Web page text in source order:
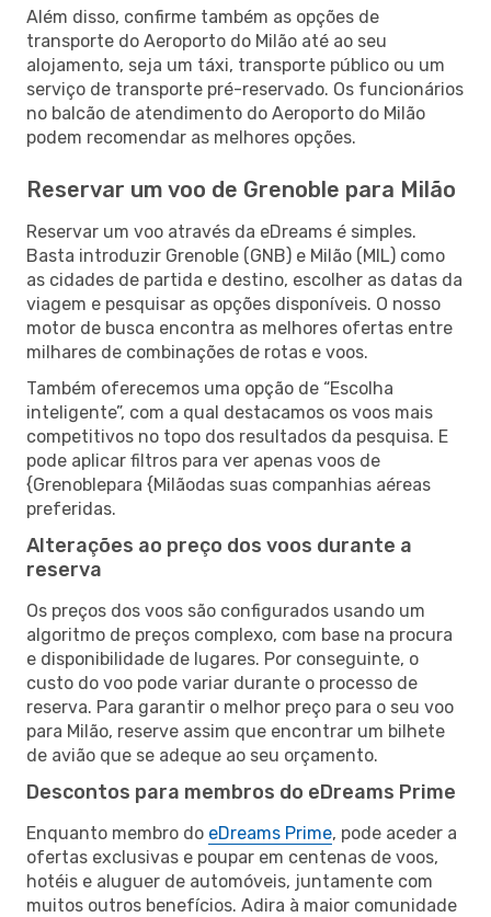
Além disso, confirme também as opções de
transporte do Aeroporto do Milão até ao seu
alojamento, seja um táxi, transporte público ou um
serviço de transporte pré-reservado. Os funcionários
no balcão de atendimento do Aeroporto do Milão
podem recomendar as melhores opções.
Reservar um voo de Grenoble para Milão
Reservar um voo através da eDreams é simples.
Basta introduzir Grenoble (GNB) e Milão (MIL) como
as cidades de partida e destino, escolher as datas da
viagem e pesquisar as opções disponíveis. O nosso
motor de busca encontra as melhores ofertas entre
milhares de combinações de rotas e voos.
Também oferecemos uma opção de “Escolha
inteligente”, com a qual destacamos os voos mais
competitivos no topo dos resultados da pesquisa. E
pode aplicar filtros para ver apenas voos de
{Grenoblepara {Milãodas suas companhias aéreas
preferidas.
Alterações ao preço dos voos durante a
reserva
Os preços dos voos são configurados usando um
algoritmo de preços complexo, com base na procura
e disponibilidade de lugares. Por conseguinte, o
custo do voo pode variar durante o processo de
reserva. Para garantir o melhor preço para o seu voo
para Milão, reserve assim que encontrar um bilhete
de avião que se adeque ao seu orçamento.
Descontos para membros do eDreams Prime
Enquanto membro do eDreams Prime, pode aceder a
ofertas exclusivas e poupar em centenas de voos,
hotéis e aluguer de automóveis, juntamente com
muitos outros benefícios. Adira à maior comunidade